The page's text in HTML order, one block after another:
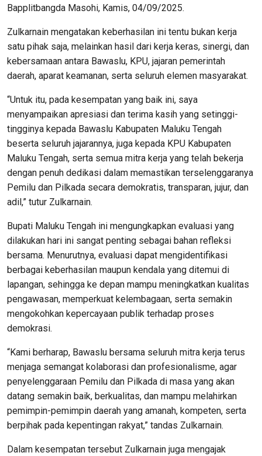
Bapplitbangda Masohi, Kamis, 04/09/2025.
Zulkarnain mengatakan keberhasilan ini tentu bukan kerja
satu pihak saja, melainkan hasil dari kerja keras, sinergi, dan
kebersamaan antara Bawaslu, KPU, jajaran pemerintah
daerah, aparat keamanan, serta seluruh elemen masyarakat.
“Untuk itu, pada kesempatan yang baik ini, saya
menyampaikan apresiasi dan terima kasih yang setinggi-
tingginya kepada Bawaslu Kabupaten Maluku Tengah
beserta seluruh jajarannya, juga kepada KPU Kabupaten
Maluku Tengah, serta semua mitra kerja yang telah bekerja
dengan penuh dedikasi dalam memastikan terselenggaranya
Pemilu dan Pilkada secara demokratis, transparan, jujur, dan
adil,” tutur Zulkarnain.
Bupati Maluku Tengah ini mengungkapkan evaluasi yang
dilakukan hari ini sangat penting sebagai bahan refleksi
bersama. Menurutnya, evaluasi dapat mengidentifikasi
berbagai keberhasilan maupun kendala yang ditemui di
lapangan, sehingga ke depan mampu meningkatkan kualitas
pengawasan, memperkuat kelembagaan, serta semakin
mengokohkan kepercayaan publik terhadap proses
demokrasi.
“Kami berharap, Bawaslu bersama seluruh mitra kerja terus
menjaga semangat kolaborasi dan profesionalisme, agar
penyelenggaraan Pemilu dan Pilkada di masa yang akan
datang semakin baik, berkualitas, dan mampu melahirkan
pemimpin-pemimpin daerah yang amanah, kompeten, serta
berpihak pada kepentingan rakyat,” tandas Zulkarnain.
Dalam kesempatan tersebut Zulkarnain juga mengajak